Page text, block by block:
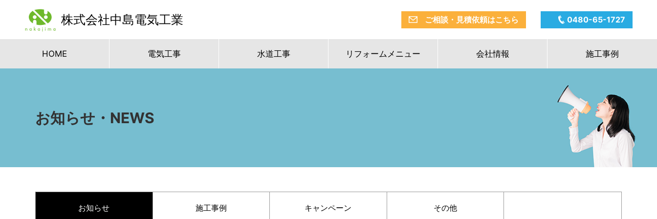
株式会社中島電気工業 ご相談・見積依頼はこちら 0480-65-1727
HOME 電気工事 水道工事 リフォームメニュー 会社情報 施工事例
お知らせ・NEWS
お知らせ 施工事例 キャンペーン その他